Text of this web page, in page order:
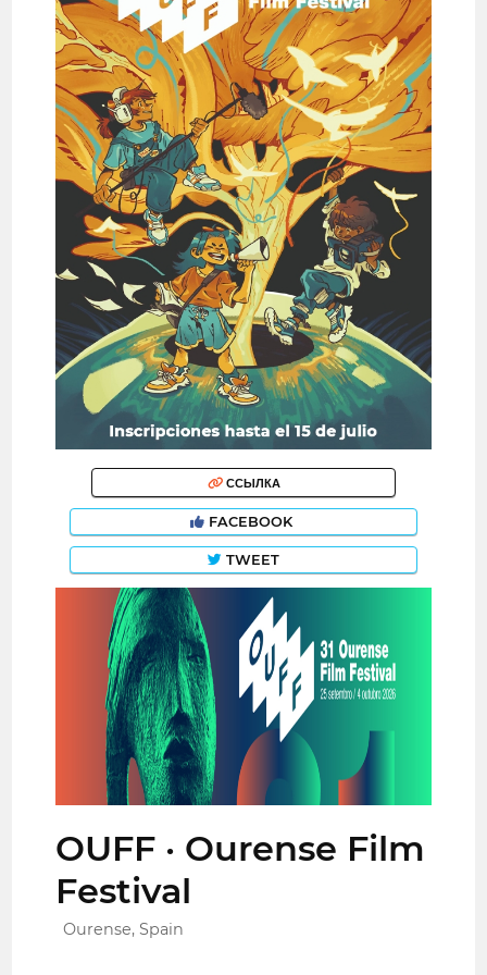
ССЫЛКА
FACEBOOK
TWEET
OUFF · Ourense Film
Festival
Ourense, Spain